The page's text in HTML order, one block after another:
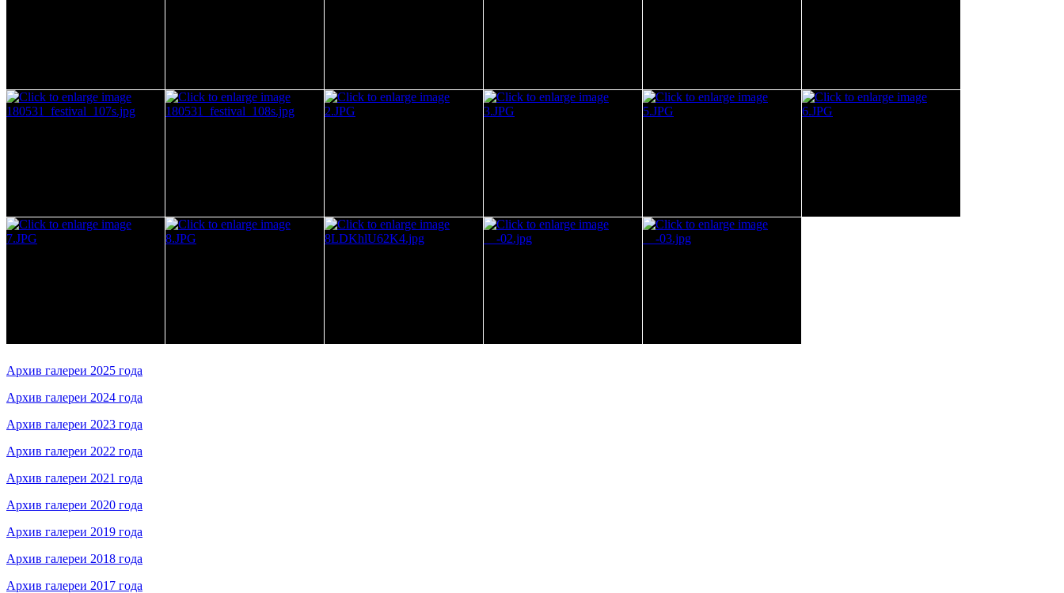
Архив галереи 2025 года
Архив галереи 2024 года
Архив галереи 2023 года
Архив галереи 2022 года
Архив галереи 2021 года
Архив галереи 2020 года
Архив галереи 2019 года
Архив галереи 2018 года
Архив галереи 2017 года